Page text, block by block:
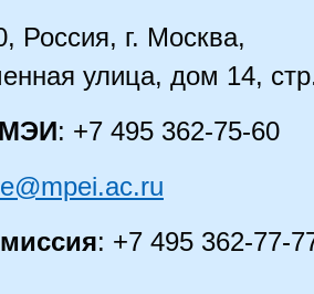
Россия, г. Москва,
улица, дом 14,
МЭИ: +7 495 362-75-60
: +7 495 362-77-